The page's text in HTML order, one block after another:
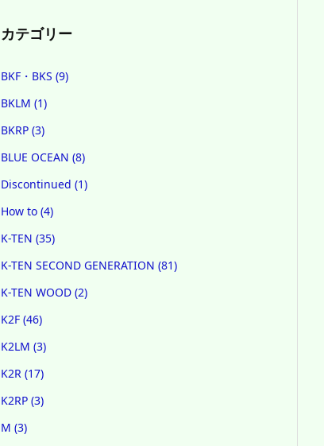
カテゴリー
BKF・BKS (9)
BKLM (1)
BKRP (3)
BLUE OCEAN (8)
Discontinued (1)
How to (4)
K-TEN (35)
K-TEN SECOND GENERATION (81)
K-TEN WOOD (2)
K2F (46)
K2LM (3)
K2R (17)
K2RP (3)
M (3)